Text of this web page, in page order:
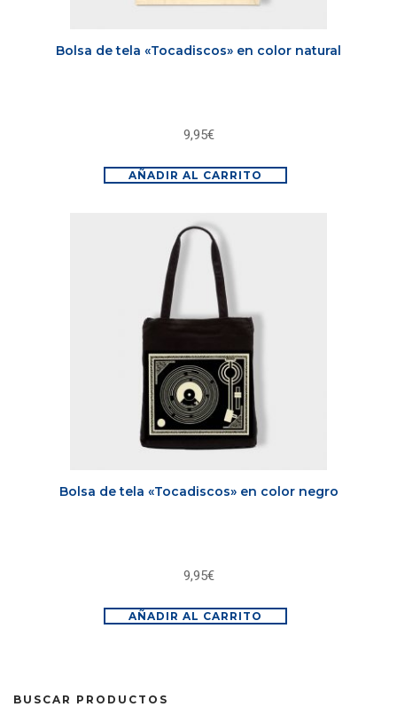
Bolsa de tela «Tocadiscos» en color natural
9,95€
AÑADIR AL CARRITO
Bolsa de tela «Tocadiscos» en color negro
9,95€
AÑADIR AL CARRITO
BUSCAR PRODUCTOS